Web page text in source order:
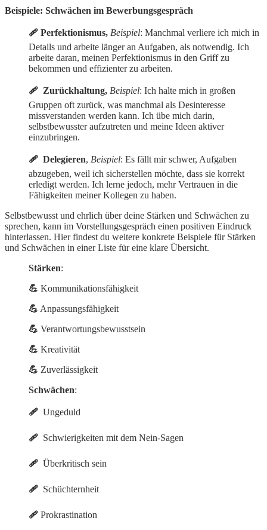
Beispiele: Schwächen im Bewerbungsgespräch
🩹 Perfektionismus, Beispiel: Manchmal verliere ich mich in
Details und arbeite länger an Aufgaben, als notwendig. Ich
arbeite daran, meinen Perfektionismus in den Griff zu
bekommen und effizienter zu arbeiten.
🩹 Zurückhaltung, Beispiel: Ich halte mich in großen
Gruppen oft zurück, was manchmal als Desinteresse
missverstanden werden kann. Ich übe mich darin,
selbstbewusster aufzutreten und meine Ideen aktiver
einzubringen.
🩹 Delegieren, Beispiel: Es fällt mir schwer, Aufgaben
abzugeben, weil ich sicherstellen möchte, dass sie korrekt
erledigt werden. Ich lerne jedoch, mehr Vertrauen in die
Fähigkeiten meiner Kollegen zu haben.
Selbstbewusst und ehrlich über deine Stärken und Schwächen zu
sprechen, kann im Vorstellungsgespräch einen positiven Eindruck
hinterlassen. Hier findest du weitere konkrete Beispiele für Stärken
und Schwächen in einer Liste für eine klare Übersicht.
Stärken:
💪 Kommunikationsfähigkeit
💪 Anpassungsfähigkeit
💪 Verantwortungsbewusstsein
💪 Kreativität
💪 Zuverlässigkeit
Schwächen:
🩹 Ungeduld
🩹 Schwierigkeiten mit dem Nein-Sagen
🩹 Überkritisch sein
🩹 Schüchternheit
🩹 Prokrastination